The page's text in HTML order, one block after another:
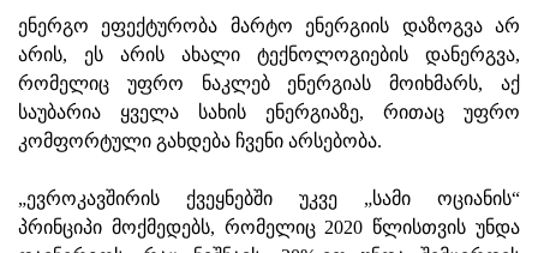
ენერგო ეფექტურობა მარტო ენერგიის დაზოგვა არ
არის, ეს არის ახალი ტექნოლოგიების დანერგვა,
რომელიც უფრო ნაკლებ ენერგიას მოიხმარს, აქ
საუბარია ყველა სახის ენერგიაზე, რითაც უფრო
კომფორტული გახდება ჩვენი არსებობა.
„ევროკავშირის ქვეყნებში უკვე „სამი ოციანის“
პრინციპი მოქმედებს, რომელიც 2020 წლისთვის უნდა